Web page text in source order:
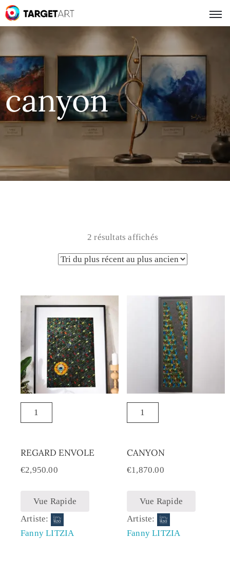
canyon
2 résultats affichés
REGARD ENVOLE
€2,950.00
Vue Rapide
Artiste:
Fanny LITZIA
CANYON
€1,870.00
Vue Rapide
Artiste:
Fanny LITZIA